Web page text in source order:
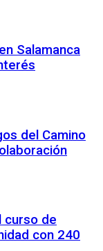
Salamanca
del Camino
curso de
con 240